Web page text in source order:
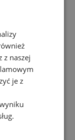
te oferte.
i
zadatku,
kupujacymi i
do
ostatecznej.
RUSSIAN
GERMAN
FRENCH
ROMANIAN
z naszej
je z